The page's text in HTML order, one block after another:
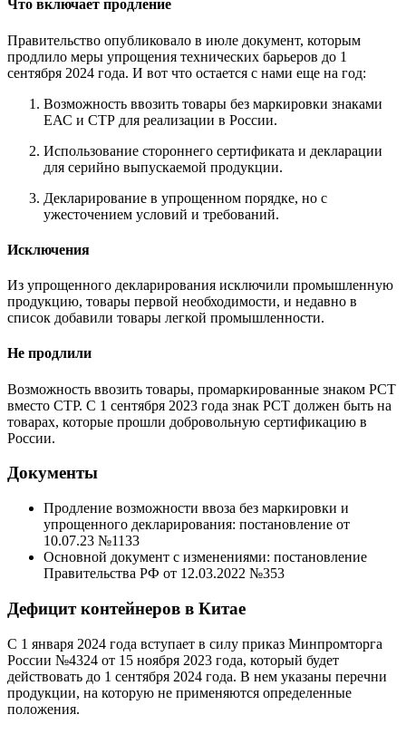
Что включает продление
Правительство опубликовало в июле документ, которым
продлило меры упрощения технических барьеров до 1
сентября 2024 года. И вот что остается с нами еще на год:
Возможность ввозить товары без маркировки знаками
ЕАС и СТР для реализации в России.
Использование стороннего сертификата и декларации
для серийно выпускаемой продукции.
Декларирование в упрощенном порядке, но с
ужесточением условий и требований.
Исключения
Из упрощенного декларирования исключили промышленную
продукцию, товары первой необходимости, и недавно в
список добавили товары легкой промышленности.
Не продлили
Возможность ввозить товары, промаркированные знаком РСТ
вместо СТР. С 1 сентября 2023 года знак РСТ должен быть на
товарах, которые прошли добровольную сертификацию в
России.
Документы
Продление возможности ввоза без маркировки и
упрощенного декларирования: постановление от
10.07.23 №1133
Основной документ с изменениями: постановление
Правительства РФ от 12.03.2022 №353
Дефицит контейнеров в Китае
С 1 января 2024 года вступает в силу приказ Минпромторга
России №4324 от 15 ноября 2023 года, который будет
действовать до 1 сентября 2024 года. В нем указаны перечни
продукции, на которую не применяются определенные
положения.